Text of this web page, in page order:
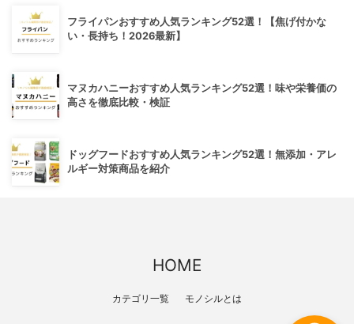
フライパンおすすめ人気ランキング52選！【焦げ付かな
い・長持ち！2026最新】
マヌカハニーおすすめ人気ランキング52選！味や栄養価の
高さを徹底比較・検証
ドッグフードおすすめ人気ランキング52選！無添加・アレ
ルギー対策商品を紹介
HOME
カテゴリ一覧 モノシルとは